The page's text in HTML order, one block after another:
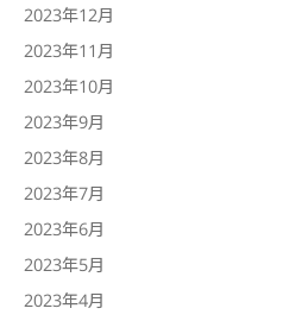
2023年12月
2023年11月
2023年10月
2023年9月
2023年8月
2023年7月
2023年6月
2023年5月
2023年4月